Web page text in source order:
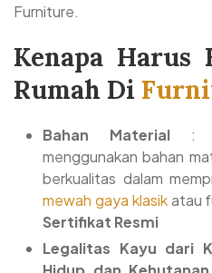
Furniture.
Kenapa Harus
Rumah Di
Bahan Material :
menggunakan bahan
berkualitas dalam
mewah gaya klasikatau
Sertifikat Resmi
Legalitas Kayu dari